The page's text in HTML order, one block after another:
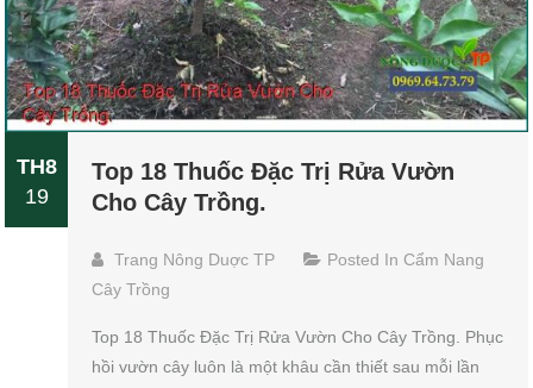
TH8
19
Top 18 Thuốc Đặc Trị Rửa Vườn
Cho Cây Trồng.
Trang Nông Duợc TP Posted In Cẩm Nang
Cây Trồng
Top 18 Thuốc Đặc Trị Rửa Vườn Cho Cây Trồng. Phục
hồi vườn cây luôn là một khâu cần thiết sau mỗi lần